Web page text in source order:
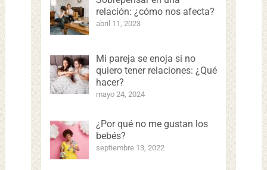
relación: ¿cómo nos afecta?
abril 11, 2023
Mi pareja se enoja si no
quiero tener relaciones: ¿Qué
hacer?
mayo 24, 2024
¿Por qué no me gustan los
bebés?
septiembre 13, 2022